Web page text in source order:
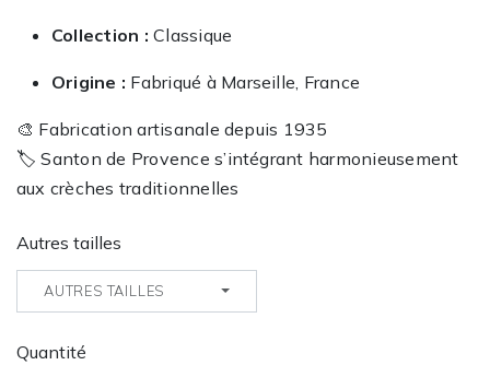
Collection : Classique
Origine : Fabriqué à Marseille, France
🎨 Fabrication artisanale depuis 1935
🏷️ Santon de Provence s’intégrant harmonieusement
aux crèches traditionnelles
Autres tailles
AUTRES TAILLES
Quantité